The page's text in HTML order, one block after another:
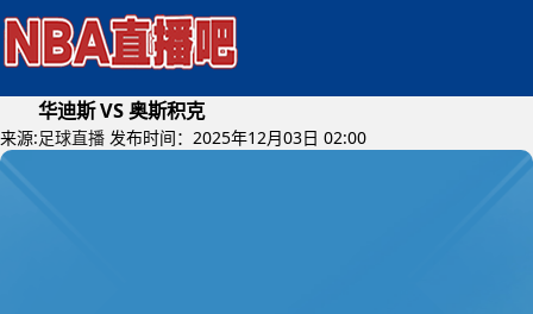
华迪斯 VS 奥斯积克
来源:足球直播 发布时间：2025年12月03日 02:00